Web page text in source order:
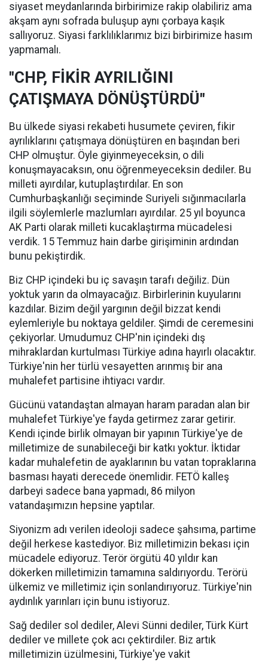
siyaset meydanlarında birbirimize rakip olabiliriz ama
akşam aynı sofrada buluşup aynı çorbaya kaşık
sallıyoruz. Siyasi farklılıklarımız bizi birbirimize hasım
yapmamalı.
"CHP, FİKİR AYRILIĞINI
ÇATIŞMAYA DÖNÜŞTÜRDÜ"
Bu ülkede siyasi rekabeti husumete çeviren, fikir
ayrılıklarını çatışmaya dönüştüren en başından beri
CHP olmuştur. Öyle giyinmeyeceksin, o dili
konuşmayacaksın, onu öğrenmeyeceksin dediler. Bu
milleti ayırdılar, kutuplaştırdılar. En son
Cumhurbaşkanlığı seçiminde Suriyeli sığınmacılarla
ilgili söylemlerle mazlumları ayırdılar. 25 yıl boyunca
AK Parti olarak milleti kucaklaştırma mücadelesi
verdik. 15 Temmuz hain darbe girişiminin ardından
bunu pekiştirdik.
Biz CHP içindeki bu iç savaşın tarafı değiliz. Dün
yoktuk yarın da olmayacağız. Birbirlerinin kuyularını
kazdılar. Bizim değil yargının değil bizzat kendi
eylemleriyle bu noktaya geldiler. Şimdi de ceremesini
çekiyorlar. Umudumuz CHP'nin içindeki dış
mihraklardan kurtulması Türkiye adına hayırlı olacaktır.
Türkiye'nin her türlü vesayetten arınmış bir ana
muhalefet partisine ihtiyacı vardır.
Gücünü vatandaştan almayan haram paradan alan bir
muhalefet Türkiye'ye fayda getirmez zarar getirir.
Kendi içinde birlik olmayan bir yapının Türkiye'ye de
milletimize de sunabileceği bir katkı yoktur. İktidar
kadar muhalefetin de ayaklarının bu vatan topraklarına
basması hayati derecede önemlidir. FETÖ kalleş
darbeyi sadece bana yapmadı, 86 milyon
vatandaşımızın hepsine yaptılar.
Siyonizm adı verilen ideoloji sadece şahsıma, partime
değil herkese kastediyor. Biz milletimizin bekası için
mücadele ediyoruz. Terör örgütü 40 yıldır kan
dökerken milletimizin tamamına saldırıyordu. Terörü
ülkemiz ve milletimiz için sonlandırıyoruz. Türkiye'nin
aydınlık yarınları için bunu istiyoruz.
Sağ dediler sol dediler, Alevi Sünni dediler, Türk Kürt
dediler ve millete çok acı çektirdiler. Biz artık
milletimizin üzülmesini, Türkiye'ye vakit